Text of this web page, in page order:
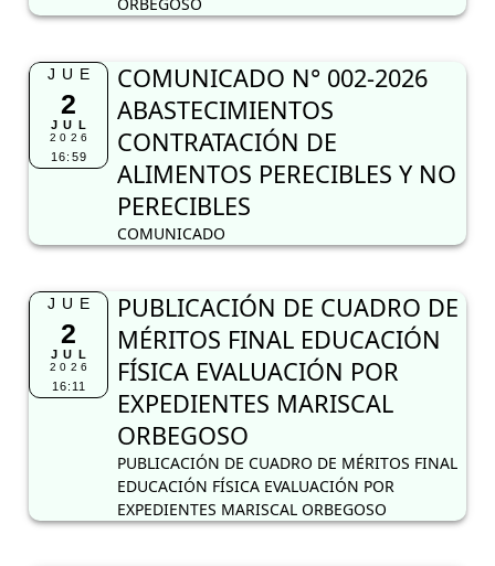
JUE
2
JUL
2026
16:59
COMUNICADO N° 002-2026
ABASTECIMIENTOS
CONTRATACIÓN DE
ALIMENTOS PERECIBLES Y NO
PERECIBLES
COMUNICADO
JUE
2
JUL
2026
16:11
PUBLICACIÓN DE CUADRO DE
MÉRITOS FINAL EDUCACIÓN
FÍSICA EVALUACIÓN POR
EXPEDIENTES MARISCAL
ORBEGOSO
PUBLICACIÓN DE CUADRO DE MÉRITOS FINAL
EDUCACIÓN FÍSICA EVALUACIÓN POR
EXPEDIENTES MARISCAL ORBEGOSO